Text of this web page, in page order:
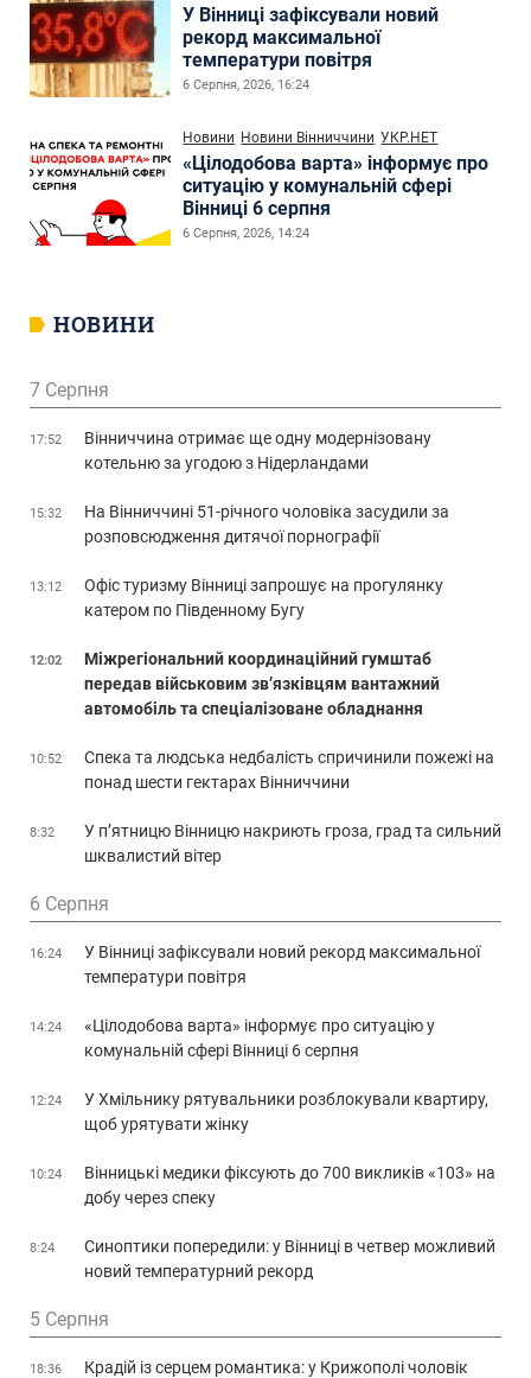
У Вінниці зафіксували новий
рекорд максимальної
температури повітря
6 Серпня, 2026, 16:24
Новини Новини Вінниччини УКР.НЕТ
«Цілодобова варта» інформує про
ситуацію у комунальній сфері
Вінниці 6 серпня
6 Серпня, 2026, 14:24
НОВИНИ
7 Серпня
17:52
Вінниччина отримає ще одну модернізовану
котельню за угодою з Нідерландами
15:32
На Вінниччині 51-річного чоловіка засудили за
розповсюдження дитячої порнографії
13:12
Офіс туризму Вінниці запрошує на прогулянку
катером по Південному Бугу
12:02
Міжрегіональний координаційний гумштаб
передав військовим зв’язківцям вантажний
автомобіль та спеціалізоване обладнання
10:52
Спека та людська недбалість спричинили пожежі на
понад шести гектарах Вінниччини
8:32
У п’ятницю Вінницю накриють гроза, град та сильний
шквалистий вітер
6 Серпня
16:24
У Вінниці зафіксували новий рекорд максимальної
температури повітря
14:24
«Цілодобова варта» інформує про ситуацію у
комунальній сфері Вінниці 6 серпня
12:24
У Хмільнику рятувальники розблокували квартиру,
щоб урятувати жінку
10:24
Вінницькі медики фіксують до 700 викликів «103» на
добу через спеку
8:24
Синоптики попередили: у Вінниці в четвер можливий
новий температурний рекорд
5 Серпня
18:36
Крадій із серцем романтика: у Крижополі чоловік